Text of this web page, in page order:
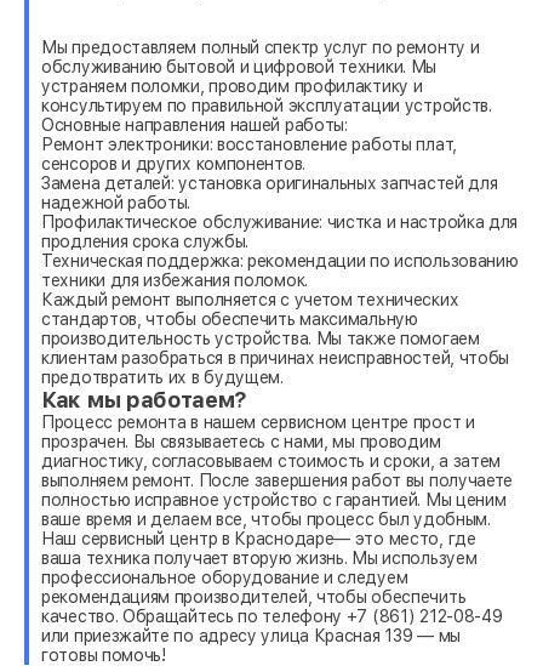
Мы предоставляем полный спектр услуг по ремонту и
обслуживанию бытовой и цифровой техники. Мы
устраняем поломки, проводим профилактику и
консультируем по правильной эксплуатации устройств.
Основные направления нашей работы:
Ремонт электроники: восстановление работы плат,
сенсоров и других компонентов.
Замена деталей: установка оригинальных запчастей для
надежной работы.
Профилактическое обслуживание: чистка и настройка для
продления срока службы.
Техническая поддержка: рекомендации по использованию
техники для избежания поломок.
Каждый ремонт выполняется с учетом технических
стандартов, чтобы обеспечить максимальную
производительность устройства. Мы также помогаем
клиентам разобраться в причинах неисправностей, чтобы
предотвратить их в будущем.
Как мы работаем?
Процесс ремонта в нашем сервисном центре прост и
прозрачен. Вы связываетесь с нами, мы проводим
диагностику, согласовываем стоимость и сроки, а затем
выполняем ремонт. После завершения работ вы получаете
полностью исправное устройство с гарантией. Мы ценим
ваше время и делаем все, чтобы процесс был удобным.
Наш сервисный центр в Краснодаре— это место, где
ваша техника получает вторую жизнь. Мы используем
профессиональное оборудование и следуем
рекомендациям производителей, чтобы обеспечить
качество. Обращайтесь по телефону +7 (861) 212-08-49
или приезжайте по адресу улица Красная 139 — мы
готовы помочь!